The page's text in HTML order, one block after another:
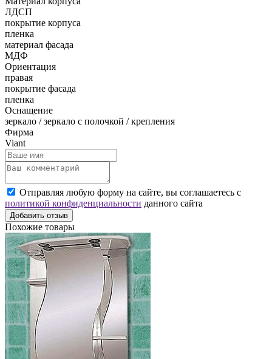
ЛДСП
покрытие корпуса
пленка
материал фасада
МДФ
Ориентация
правая
покрытие фасада
пленка
Оснащение
зеркало / зеркало с полочкой / крепления
Фирма
Viant
Отправляя любую форму на сайте, вы соглашаетесь с
политикой конфиденциальности данного сайта
Добавить отзыв
Похожие товары